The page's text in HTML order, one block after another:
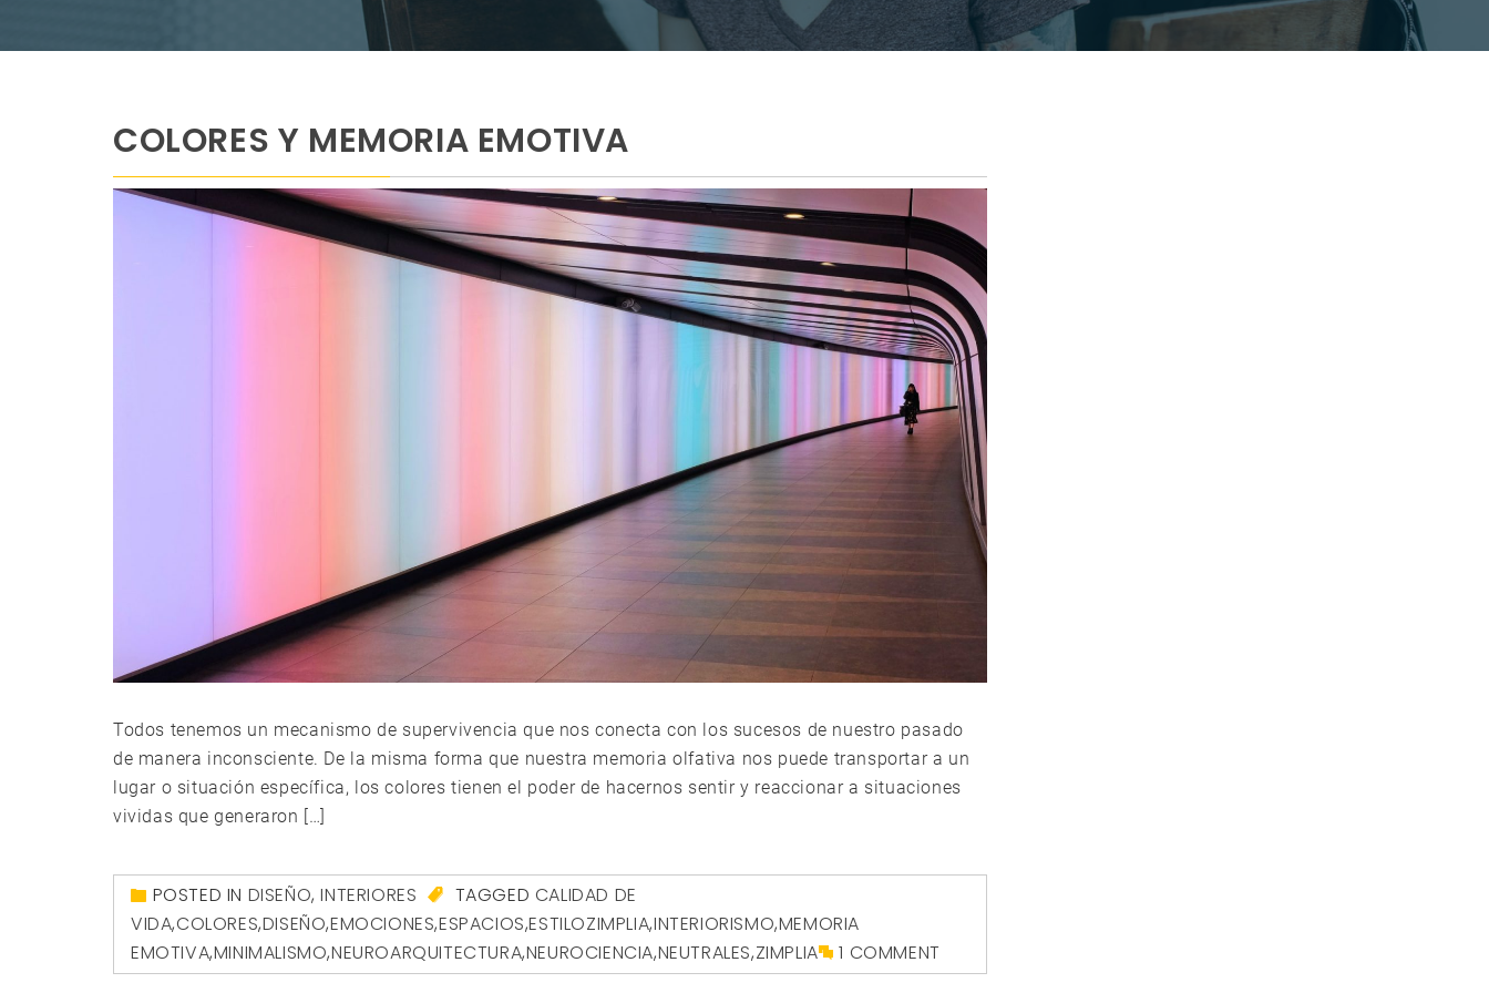
COLORES Y MEMORIA EMOTIVA
Todos tenemos un mecanismo de supervivencia que nos conecta con los sucesos de nuestro pasado
de manera inconsciente. De la misma forma que nuestra memoria olfativa nos puede transportar a un
lugar o situación específica, los colores tienen el poder de hacernos sentir y reaccionar a situaciones
vividas que generaron […]
POSTED IN DISEÑO,INTERIORES TAGGED CALIDAD DE
VIDA,COLORES,DISEÑO,EMOCIONES,ESPACIOS,ESTILOZIMPLIA,INTERIORISMO,MEMORIA
EMOTIVA,MINIMALISMO,NEUROARQUITECTURA,NEUROCIENCIA,NEUTRALES,ZIMPLIA 1 COMMENT